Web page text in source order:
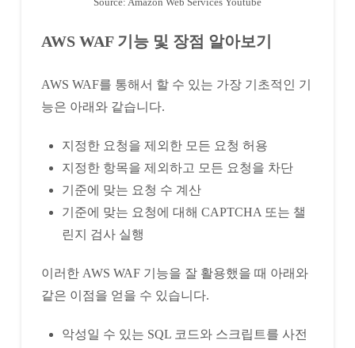
AWS WAF 기능 및 장점 알아보기
AWS WAF를 통해서 할 수 있는 가장 기초적인 기
능은 아래와 같습니다.
지정한 요청을 제외한 모든 요청 허용
지정한 항목을 제외하고 모든 요청을 차단
기준에 맞는 요청 수 계산
기준에 맞는 요청에 대해 CAPTCHA 또는 챌
린지 검사 실행
이러한 AWS WAF 기능을 잘 활용했을 때 아래와
같은 이점을 얻을 수 있습니다.
악성일 수 있는 SQL 코드와 스크립트를 사전